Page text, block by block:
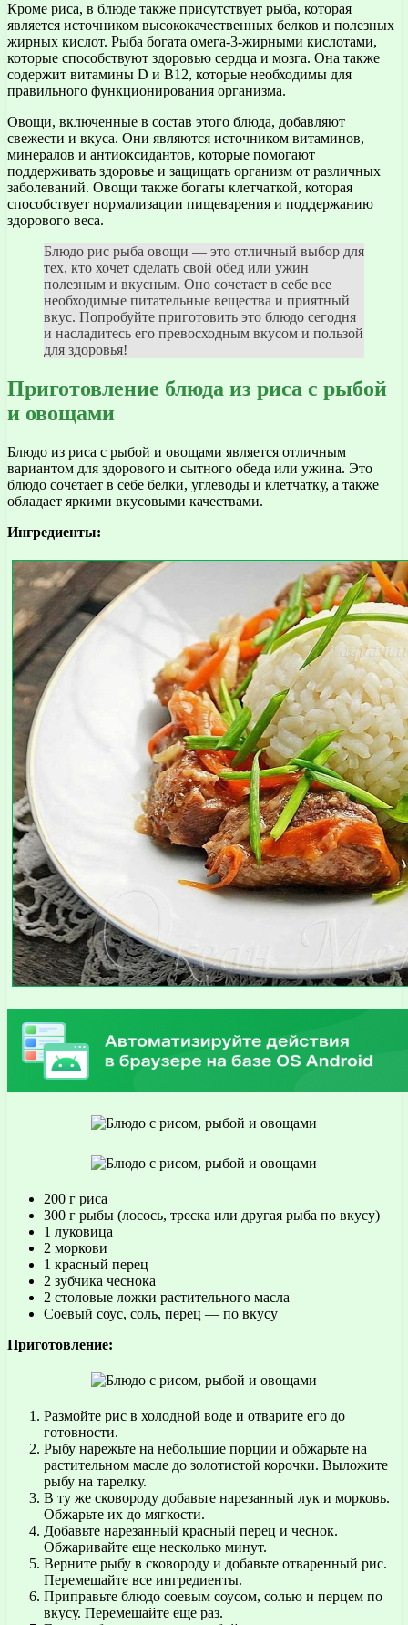
Кроме риса, в блюде также присутствует рыба, которая
является источником высококачественных белков и полезных
жирных кислот. Рыба богата омега-3-жирными кислотами,
которые способствуют здоровью сердца и мозга. Она также
содержит витамины D и B12, которые необходимы для
правильного функционирования организма.
Овощи, включенные в состав этого блюда, добавляют
свежести и вкуса. Они являются источником витаминов,
минералов и антиоксидантов, которые помогают
поддерживать здоровье и защищать организм от различных
заболеваний. Овощи также богаты клетчаткой, которая
способствует нормализации пищеварения и поддержанию
здорового веса.
Блюдо рис рыба овощи — это отличный выбор для
тех, кто хочет сделать свой обед или ужин
полезным и вкусным. Оно сочетает в себе все
необходимые питательные вещества и приятный
вкус. Попробуйте приготовить это блюдо сегодня
и насладитесь его превосходным вкусом и пользой
для здоровья!
Приготовление блюда из риса с рыбой
и овощами
Блюдо из риса с рыбой и овощами является отличным
вариантом для здорового и сытного обеда или ужина. Это
блюдо сочетает в себе белки, углеводы и клетчатку, а также
обладает яркими вкусовыми качествами.
Ингредиенты:
200 г риса
300 г рыбы (лосось, треска или другая рыба по вкусу)
1 луковица
2 моркови
1 красный перец
2 зубчика чеснока
2 столовые ложки растительного масла
Соевый соус, соль, перец — по вкусу
Приготовление:
Размойте рис в холодной воде и отварите его до
готовности.
Рыбу нарежьте на небольшие порции и обжарьте на
растительном масле до золотистой корочки. Выложите
рыбу на тарелку.
В ту же сковороду добавьте нарезанный лук и морковь.
Обжарьте их до мягкости.
Добавьте нарезанный красный перец и чеснок.
Обжаривайте еще несколько минут.
Верните рыбу в сковороду и добавьте отваренный рис.
Перемешайте все ингредиенты.
Приправьте блюдо соевым соусом, солью и перцем по
вкусу. Перемешайте еще раз.